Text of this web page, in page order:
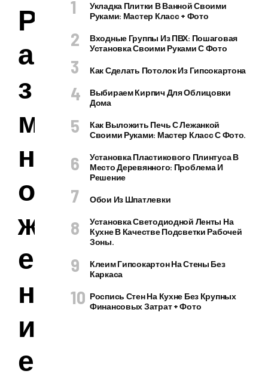
Р
а
з
м
н
о
ж
е
н
и
е
Укладка Плитки В Ванной Своими
Руками: Мастер Класс + Фото
Входные Группы Из ПВХ: Пошаговая
Установка Своими Руками С Фото
Как Сделать Потолок Из Гипсокартона
Выбираем Кирпич Для Облицовки
Дома
Как Выложить Печь С Лежанкой
Своими Руками: Мастер Класс С Фото.
Установка Пластикового Плинтуса В
Место Деревянного: Проблема И
Решение
Обои Из Шпатлевки
Установка Светодиодной Ленты На
Кухне В Качестве Подсветки Рабочей
Зоны.
Клеим Гипсокартон На Стены Без
Каркаса
Роспись Стен На Кухне Без Крупных
Финансовых Затрат + Фото